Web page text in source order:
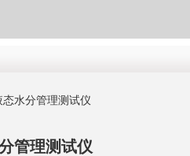
水分管理测试仪
管理测试仪